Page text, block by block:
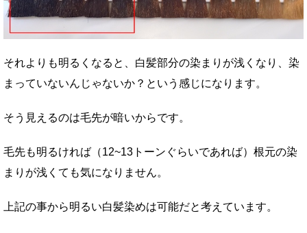
それよりも明るくなると、白髪部分の染まりが浅くなり、染
まっていないんじゃないか？という感じになります。
そう見えるのは毛先が暗いからです。
毛先も明るければ（12~13トーンぐらいであれば）根元の染
まりが浅くても気になりません。
上記の事から明るい白髪染めは可能だと考えています。